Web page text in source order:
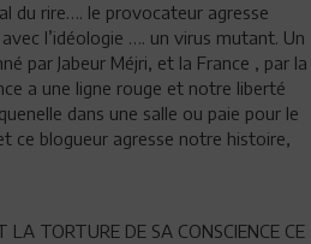
du rire…. le provocateur agresse
l’idéologie …. un virus mutant. Un
par Jabeur Méjri, et la France , par la
a une ligne rouge et notre liberté
dans une salle ou paie pour le
ce blogueur agresse notre histoire,
TORTURE DE SA CONSCIENCE CE